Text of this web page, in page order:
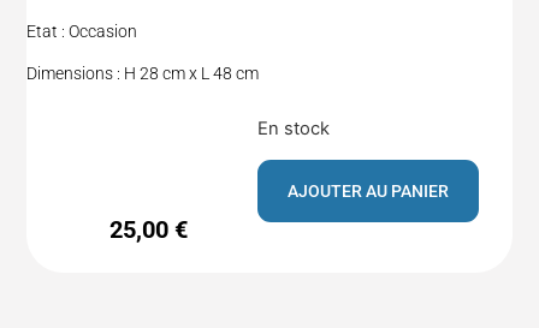
Etat : Occasion
Dimensions : H 28 cm x L 48 cm
25,00 €
En stock
AJOUTER AU PANIER